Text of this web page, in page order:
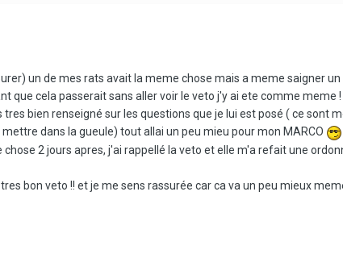
un de mes rats avait la meme chose mais a meme saigner
que cela passerait sans aller voir le veto j'y ai ete comme meme !
bien renseigné sur les questions que je lui est posé ( ce sont
dans la gueule) tout allai un peu mieu pour mon MARCO
2 jours apres, j'ai rappellé la veto et elle m'a refait une
bon veto !! et je me sens rassurée car ca va un peu mieux